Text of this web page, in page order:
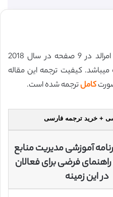
این مقاله انگلیسی ISI در نشریه امرالد در 9 صفحه در سال 2018
ترجمه آن 13 صفحه میباشد. کیفیت ترجمه این مقاله
کاملترجمه شده است.
+ خرید ترجمه فارسی
آموزشی مدیریت منابع
فرضی برای فعالان
در این زمینه